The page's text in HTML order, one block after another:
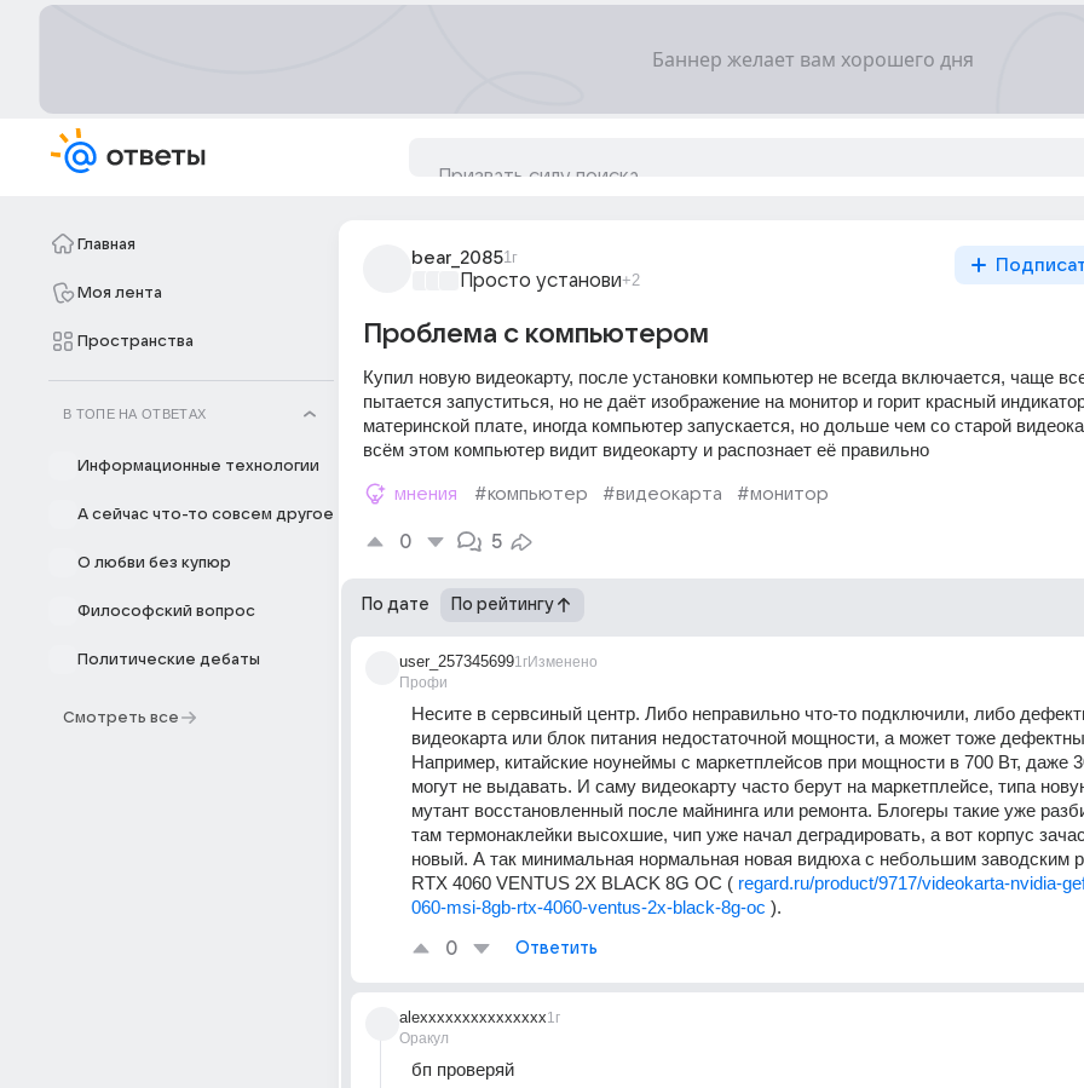
Главная
Моя лента
Пространства
В ТОПЕ НА ОТВЕТАХ
Информационные технологии
А сейчас что-то совсем другое
О любви без купюр
Философский вопрос
Политические дебаты
Смотреть все
bear_20851г
Просто установи+2
Проблема с компьютером
Купил новую видеокарту, после установки компьютер не всегда включается, чаще
пытается запуститься, но не даёт изображение на монитор и горит красный
материнской плате, иногда компьютер запускается, но дольше чем со старой
всём этом компьютер видит видеокарту и распознает её правильно
мнения #компьютер #видеокарта #монитор
0 5
По дате По рейтингу
user_257345699
Профи
1гИзменено
Несите в сервсиный центр. Либо неправильно что-то подключили, либо
видеокарта или блок питания недостаточной мощности, а может тоже
Например, китайские ноунеймы с маркетплейсов при мощности в 700 Вт, даже
могут не выдавать. И саму видеокарту часто берут на маркетплейсе, типа
мутант восстановленный после майнинга или ремонта. Блогеры такие уже
там термонаклейки высохшие, чип уже начал деградировать, а вот корпус
новый. А так минимальная нормальная новая видюха с небольшим заводским
RTX 4060 VENTUS 2X BLACK 8G OC ( regard.ru/product/9717/videokarta-nvidia-
060-msi-8gb-rtx-4060-ventus-2x-black-8g-oc ).
0 Ответить
alexxxxxxxxxxxxxxx
Оракул
1г
бп проверяй